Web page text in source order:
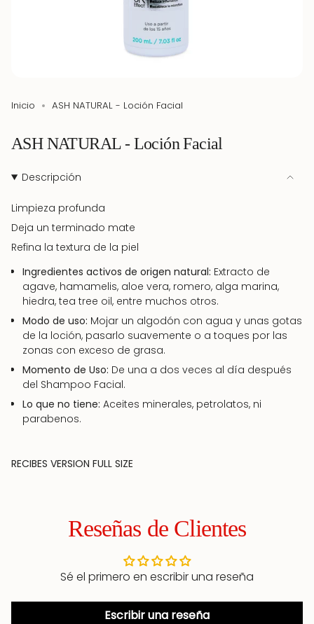
Inicio ASH NATURAL - Loción Facial
ASH NATURAL - Loción Facial
Descripción
Limpieza profunda
Deja un terminado mate
Refina la textura de la piel
Ingredientes activos de origen natural: Extracto de
agave, hamamelis, aloe vera, romero, alga marina,
hiedra, tea tree oil, entre muchos otros.
Modo de uso: Mojar un algodón con agua y unas gotas
de la loción, pasarlo suavemente o a toques por las
zonas con exceso de grasa.
Momento de Uso: De una a dos veces al día después
del Shampoo Facial.
Lo que no tiene: Aceites minerales, petrolatos, ni
parabenos.
RECIBES VERSION FULL SIZE
Reseñas de Clientes
Sé el primero en escribir una reseña
Escribir una reseña